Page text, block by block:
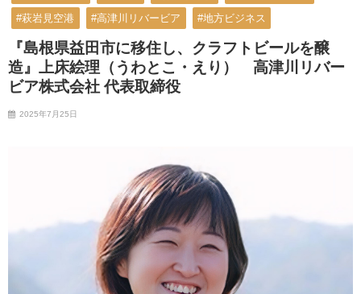
#萩岩見空港 #高津川リバービア #地方ビジネス
『島根県益田市に移住し、クラフトビールを醸
造』上床絵理（うわとこ・えり） 高津川リバー
ビア株式会社 代表取締役
2025年7月25日